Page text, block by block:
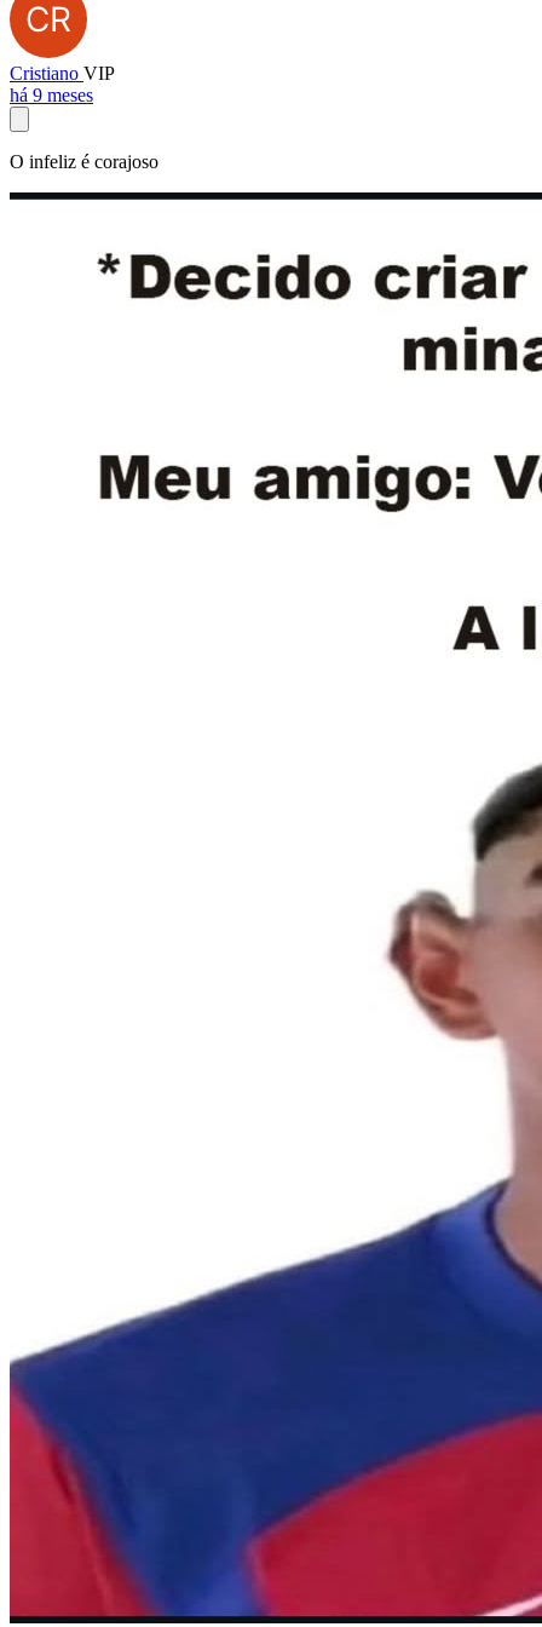
Cristiano VIP
há 9 meses
O infeliz é corajoso